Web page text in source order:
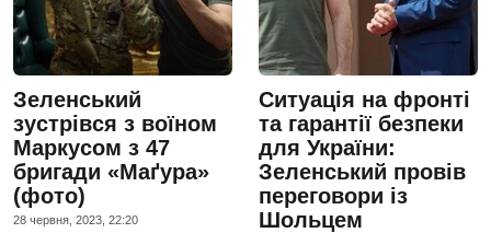
Зеленський
зустрівся з воїном
Маркусом з 47
бригади «Маґура»
(фото)
28 червня, 2023, 22:20
Ситуація на фронті
та гарантії безпеки
для України:
Зеленський провів
переговори із
Шольцем